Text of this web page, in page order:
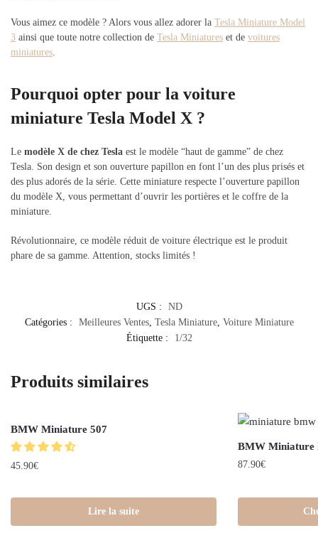
Vous aimez ce modèle ? Alors vous allez adorer la Tesla Miniature Model
3 ainsi que toute notre collection de Tesla Miniatures et de voitures
miniatures.
Pourquoi opter pour la voiture
miniature Tesla Model X ?
Le modèle X de chez Tesla est le modèle “haut de gamme” de chez
Tesla. Son design et son ouverture papillon en font l’un des plus prisés et
des plus adorés de la série. Cette miniature respecte l’ouverture papillon
du modèle X, vous permettant d’ouvrir les portières et le coffre de la
miniature.
Révolutionnaire, ce modèle réduit de voiture électrique est le produit
phare de sa gamme. Attention, stocks limités !
UGS :
ND
Catégories :
Meilleures Ventes, Tesla Miniature, Voiture Miniature
Étiquette :
1/32
Produits similaires
BMW Miniature 507
45.90€
Lire la suite
BMW Miniature
87.90€